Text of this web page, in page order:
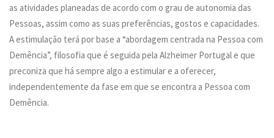
as atividades planeadas de acordo com o grau de autonomia das
Pessoas, assim como as suas preferências, gostos e capacidades.
A estimulação terá por base a “abordagem centrada na Pessoa com
Demência”, filosofia que é seguida pela Alzheimer Portugal e que
preconiza que há sempre algo a estimular e a oferecer,
independentemente da fase em que se encontra a Pessoa com
Demência.